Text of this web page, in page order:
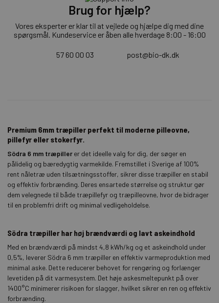
Brug for hjælp?
Vores eksperter er klar til at vejlede og hjælpe dig med dine
spørgsmål. Kundeservice er åben alle hverdage 8:00 - 16:00
57 60 00 03 post@bio-dk.dk
Premium 6mm træpiller perfekt til moderne pilleovne,
pillefyr eller stokerfyr.
Södra 6 mm træpiller er det ideelle valg for dig, der søger en
pålidelig og bæredygtig varmekilde. Fremstillet i Sverige af 100%
rent nåletræ uden tilsætningsstoffer, sikrer disse træpiller en stabil
og effektiv forbrænding. Deres ensartede størrelse og struktur gør
dem velegnede til både træpillefyr og træpilleovne, hvor de bidrager
til en problemfri drift og minimal vedligeholdelse.
Södra træpiller har høj brændværdi og lavt askeindhold
Med en brændværdi på mindst 4,8 kWh/kg og et askeindhold under
0,5%, leverer Södra 6 mm træpiller en effektiv varmeproduktion med
minimal aske. Dette reducerer behovet for rengøring og forlænger
levetiden på dit varmesystem. Det høje askesmeltepunkt på over
1400°C minimerer risikoen for slagger, hvilket sikrer en ren og effektiv
forbrænding.